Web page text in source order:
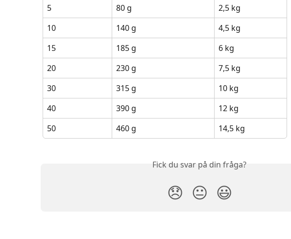
5
80 g
2,5 kg
10
140 g
4,5 kg
15
185 g
6 kg
20
230 g
7,5 kg
30
315 g
10 kg
40
390 g
12 kg
50
460 g 14,5 kg
Fick du svar på din fråga?
😞 😐 😃